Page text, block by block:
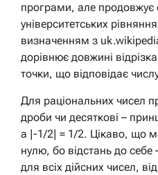
програми, але продовжує
університетських
визначенням з
дорівнює довжині
точки, що відповідає
Для раціональних чисел
дроби чи десяткові –
а |-1/2| = 1/2. Цікаво, що
нулю, бо відстань до
для всіх дійсних чисел,